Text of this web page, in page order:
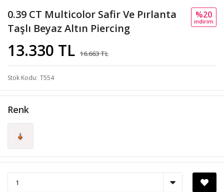
0.39 CT Multicolor Safir Ve Pırlanta
Taşlı Beyaz Altın Piercing
13.330 TL 16.663 TL
%20
i̇ndi̇ri̇m
Stok Kodu T554
Renk